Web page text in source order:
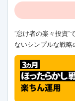
”怠け者の楽々投資”
ないシンプルな戦略